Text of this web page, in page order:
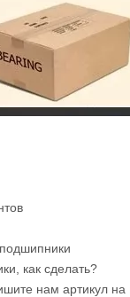
как сделать?
нам артикул